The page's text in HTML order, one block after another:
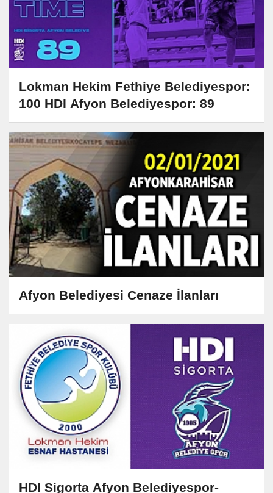
Lokman Hekim Fethiye Belediyespor:
100 HDI Afyon Belediyespor: 89
Afyon Belediyesi Cenaze İlanları
HDI Sigorta Afyon Belediyespor-